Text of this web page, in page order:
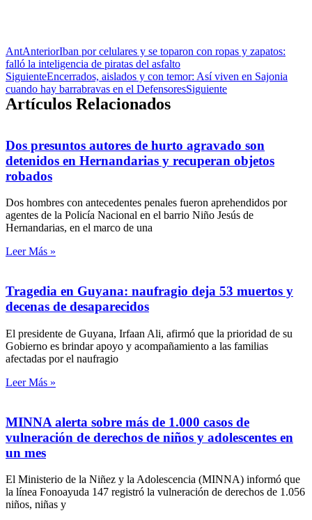
AntAnteriorIban por celulares y se toparon con ropas y zapatos:
falló la inteligencia de piratas del asfalto
SiguienteEncerrados, aislados y con temor: Así viven en Sajonia
cuando hay barrabravas en el DefensoresSiguiente
Artículos Relacionados
Dos presuntos autores de hurto agravado son
detenidos en Hernandarias y recuperan objetos
robados
Dos hombres con antecedentes penales fueron aprehendidos por
agentes de la Policía Nacional en el barrio Niño Jesús de
Hernandarias, en el marco de una
Leer Más »
Tragedia en Guyana: naufragio deja 53 muertos y
decenas de desaparecidos
El presidente de Guyana, Irfaan Ali, afirmó que la prioridad de su
Gobierno es brindar apoyo y acompañamiento a las familias
afectadas por el naufragio
Leer Más »
MINNA alerta sobre más de 1.000 casos de
vulneración de derechos de niños y adolescentes en
un mes
El Ministerio de la Niñez y la Adolescencia (MINNA) informó que
la línea Fonoayuda 147 registró la vulneración de derechos de 1.056
niños, niñas y